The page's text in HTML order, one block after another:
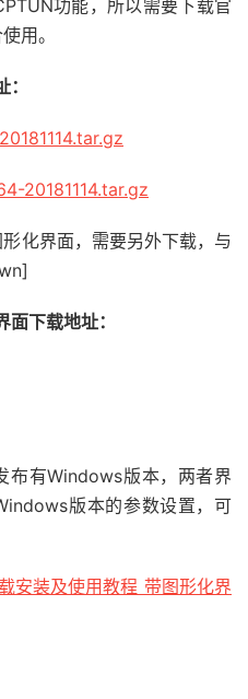
功能，所以需要下载官
用。
20181114.tar.gz
化界面，需要另外下载，与
下载地址：
布有Windows版本，两者界
版本的参数设置，可
安装及使用教程 带图形化界